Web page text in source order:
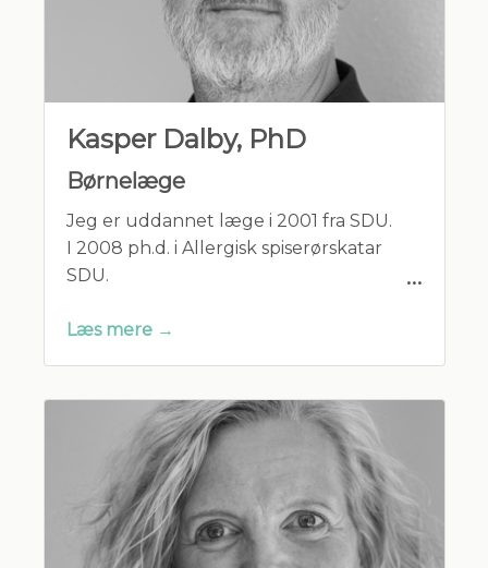
Kasper Dalby, PhD
Børnelæge
Jeg er uddannet læge i 2001 fra SDU.
I 2008 ph.d. i Allergisk spiserørskatar
SDU.
Speciallæge i pædiatri i 2012,
subspecialiserede i pædiatrisk
ernæring i 2015.
Uddannelse på børneafdelinger
i Kolding, Hvidovre og på OUH. Tidligere
overlæge Børneafdelingen og
allergicenteret OUH. Ejer af
Læs mere →